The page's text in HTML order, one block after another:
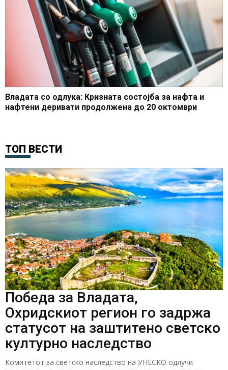
Владата со одлука: Кризната состојба за нафта и
нафтени деривати продолжена до 20 октомври
ТОП ВЕСТИ
Победа за Владата,
Охридскиот регион го задржа
статусот на заштитено светско
културно наследство
Комитетот за светско наследство на УНЕСКО одлучи